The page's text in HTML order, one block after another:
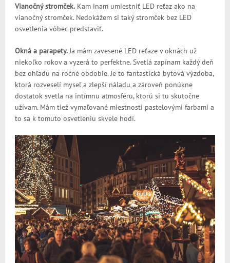
Vianočný stromček. Kam inam umiestniť LED reťaz ako na
vianočný stromček. Nedokážem si taký stromček bez LED
osvetlenia vôbec predstaviť.
Okná a parapety.Ja mám zavesené LED reťaze v oknách už
niekoľko rokov a vyzerá to perfektne. Svetlá zapínam každý deň
bez ohľadu na ročné obdobie. Je to fantastická bytová výzdoba,
ktorá rozveselí myseľ a zlepší náladu a zároveň ponúkne
dostatok svetla na intímnu atmosféru, ktorú si tu skutočne
užívam. Mám tiež vymaľované miestnosti pastelovými farbami a
to sa k tomuto osvetleniu skvele hodí.